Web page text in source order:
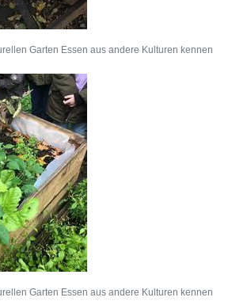
Garten Essen aus andere Kulturen kennen
Garten Essen aus andere Kulturen kennen